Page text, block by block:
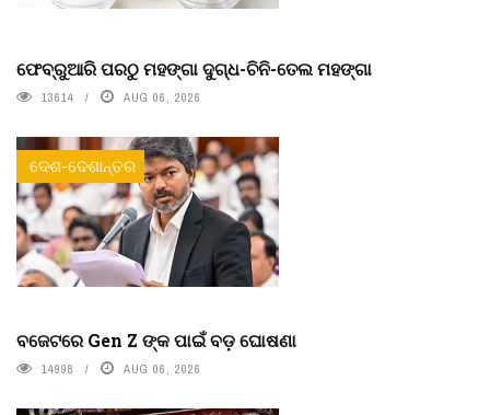
ଫେବ୍ରୁଆରି ପରଠୁ ମହଙ୍ଗା ଦୁଗ୍ଧ-ଚିନି-ତେଲ ମହଙ୍ଗା
13614 AUG 06, 2026
ଦେଶ-ଦେଶାନ୍ତର
ବଜେଟରେ Gen Z ଙ୍କ ପାଇଁ ବଡ଼ ଘୋଷଣା
14998 AUG 06, 2026